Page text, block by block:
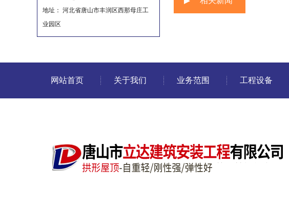
地址： 河北省唐山市丰润区西那母庄工
业园区
网站首页 关于我们 业务范围 工程设备